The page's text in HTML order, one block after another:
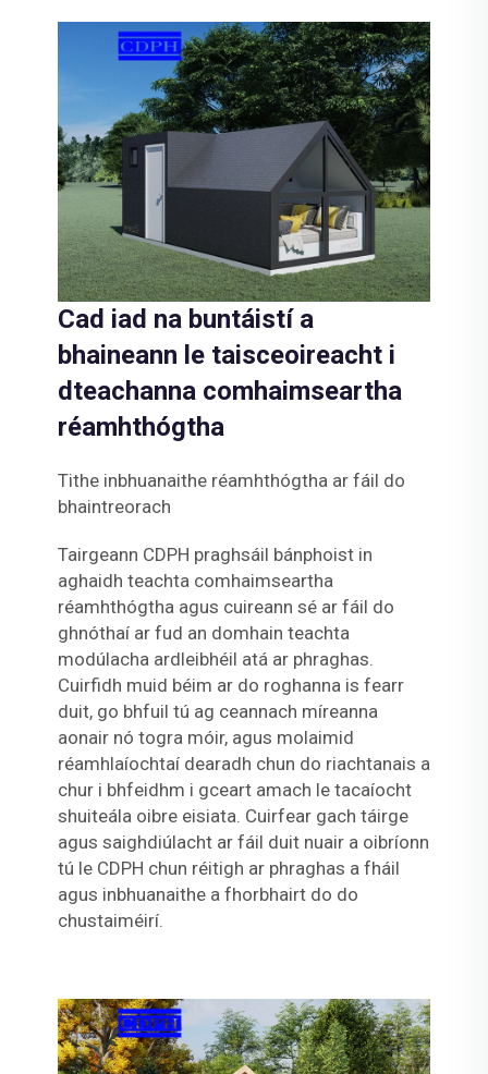
Cad iad na buntáistí a
bhaineann le taisceoireacht i
dteachanna comhaimseartha
réamhthógtha
Tithe inbhuanaithe réamhthógtha ar fáil do
bhaintreorach
Tairgeann CDPH praghsáil bánphoist in
aghaidh teachta comhaimseartha
réamhthógtha agus cuireann sé ar fáil do
ghnóthaí ar fud an domhain teachta
modúlacha ardleibhéil atá ar phraghas.
Cuirfidh muid béim ar do roghanna is fearr
duit, go bhfuil tú ag ceannach míreanna
aonair nó togra móir, agus molaimid
réamhlaíochtaí dearadh chun do riachtanais a
chur i bhfeidhm i gceart amach le tacaíocht
shuiteála oibre eisiata. Cuirfear gach táirge
agus saighdiúlacht ar fáil duit nuair a oibríonn
tú le CDPH chun réitigh ar phraghas a fháil
agus inbhuanaithe a fhorbhairt do do
chustaiméirí.